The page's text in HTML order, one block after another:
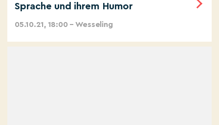
Sprache und ihrem Humor
05.10.21, 18:00 – Wesseling